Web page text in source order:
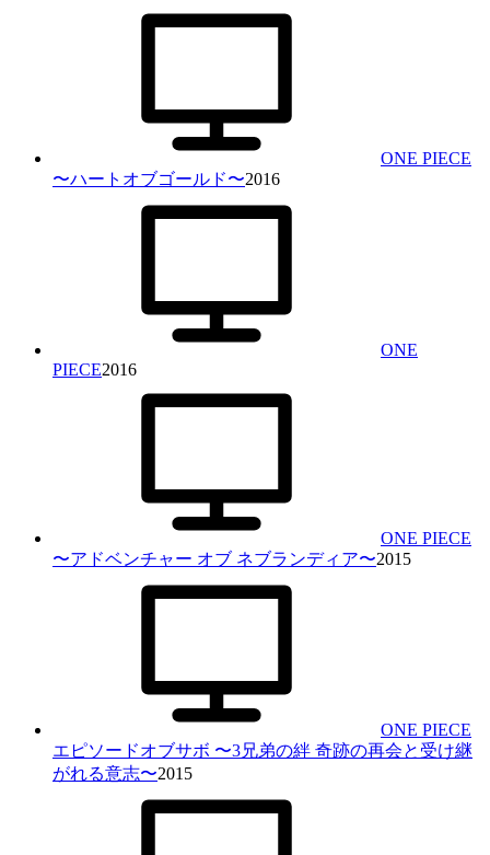
ONE PIECE
〜ハートオブゴールド〜2016
ONE
PIECE2016
ONE PIECE
〜アドベンチャー オブ ネブランディア〜2015
ONE PIECE
エピソードオブサボ 〜3兄弟の絆 奇跡の再会と受け継
がれる意志〜2015